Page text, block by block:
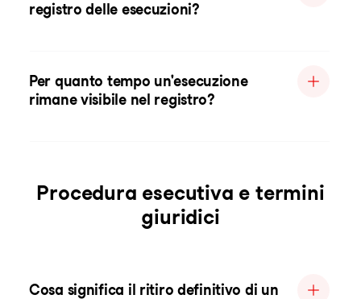
registro delle esecuzioni?
Per quanto tempo un'esecuzione
rimane visibile nel registro?
Procedura esecutiva e termini
giuridici
Cosa significa il ritiro definitivo di un